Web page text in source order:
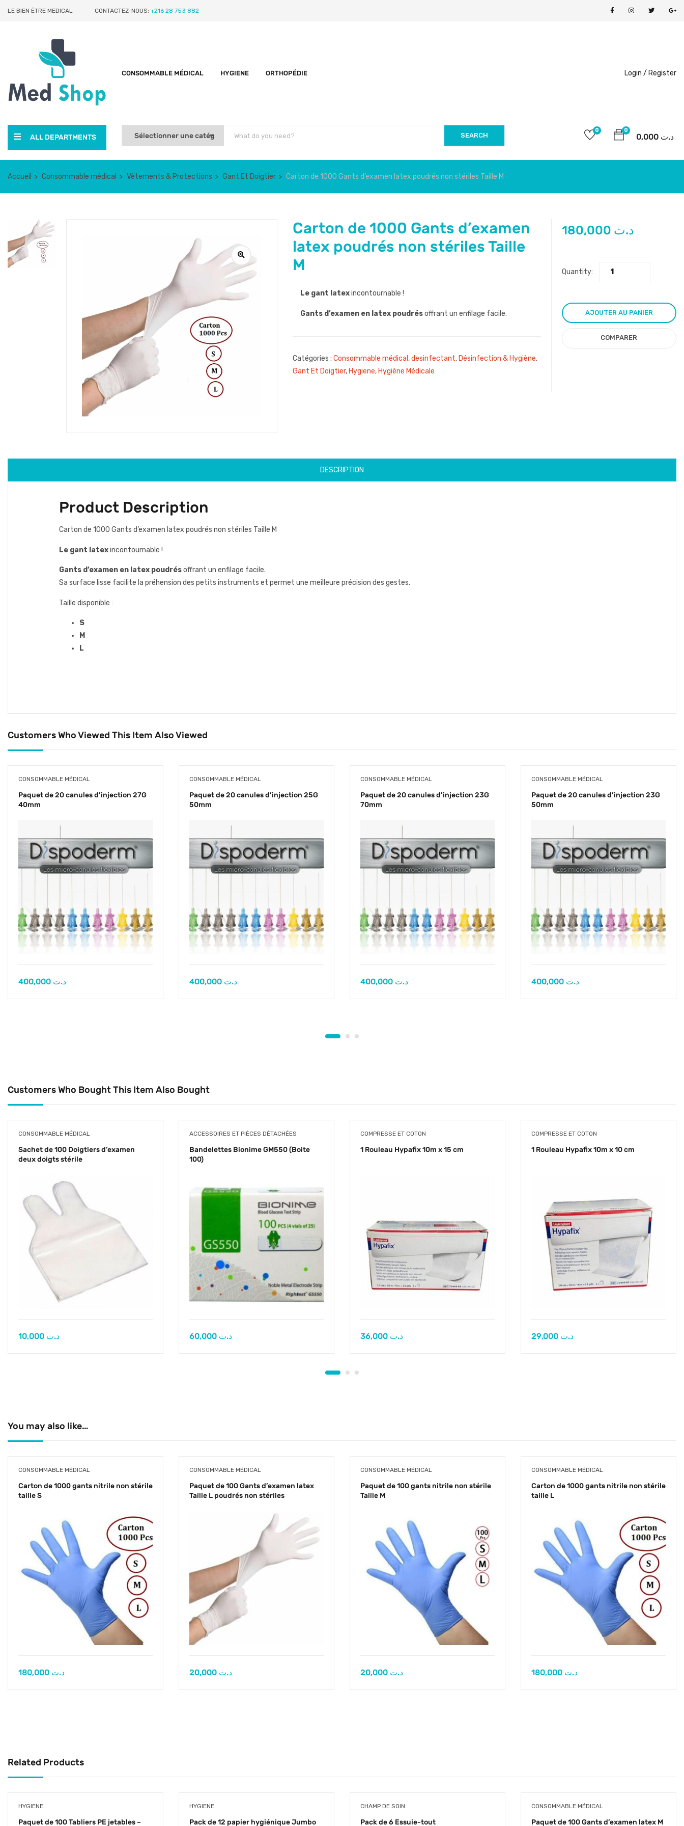
LE BIEN ËTRE MEDICAL CONTACTEZ-NOUS: +216 28 753 882
CONSOMMABLE MÉDICAL HYGIENE ORTHOPÉDIE Login / Register
ALL DEPARTMENTS SEARCH
0
د.ت 0,000
0
Accueil Consommable médical Vêtements & Protections Gant Et Doigtier Carton de 1000 Gants d’examen latex poudrés non stériles Taille M
Carton de 1000 Gants d’examen
latex poudrés non stériles Taille
M
Le gant latexincontournable !
Gants d’examen en latex poudrésoffrant un enfilage facile.
Catégories : Consommable médical ,desinfectant, Désinfection & Hygiène,
Gant Et Doigtier, Hygiene, Hygiène Médicale
د.ت
Quantity:
AJOUTER AU PANIER
COMPARER
DESCRIPTION
Product Description
Carton de 1000 Gants d’examen latex poudrés non stériles Taille M
Le gant latexincontournable !
Gants d’examen en latex poudrésoffrant un enfilage facile.
Sa surface lisse facilite la préhension des petits instruments et permet une meilleure précision des gestes.
Taille disponible :
S
M
L
Customers Who Viewed This Item Also Viewed
CONSOMMABLE MÉDICAL
Paquet de 20 canules d’injection 27G
40mm
د.ت
CONSOMMABLE MÉDICAL
Paquet de 20 canules d’injection 25G
50mm
د.ت
CONSOMMABLE MÉDICAL
Paquet de 20 canules d’injection 23G
70mm
د.ت
CONSOMMABLE MÉDICAL
Paquet de 20 canules d’injection 23G
50mm
د.ت
Customers Who Bought This Item Also Bought
CONSOMMABLE MÉDICAL
Sachet de 100 Doigtiers d’examen
deux doigts stérile
د.ت
ACCESSOIRES ET PIÈCES DÉTACHÉES
Bandelettes Bionime GM550 (Boite
100)
د.ت
COMPRESSE ET COTON
1 Rouleau Hypafix 10m x 15 cm
د.ت
COMPRESSE ET COTON
1 Rouleau Hypafix 10m x 10 cm
د.ت
You may also like…
CONSOMMABLE MÉDICAL
Carton de 1000 gants nitrile non stérile
taille S
د.ت
CONSOMMABLE MÉDICAL
Paquet de 100 Gants d’examen latex
Taille L poudrés non stériles
د.ت
CONSOMMABLE MÉDICAL
Paquet de 100 gants nitrile non stérile
Taille M
د.ت
CONSOMMABLE MÉDICAL
Carton de 1000 gants nitrile non stérile
taille L
د.ت
Related Products
HYGIENE
Paquet de 100 Tabliers PE jetables –
HYGIENE
Pack de 12 papier hygiénique Jumbo
CHAMP DE SOIN
Pack de 6 Essuie-tout
CONSOMMABLE MÉDICAL
Paquet de 100 Gants d’examen latex M